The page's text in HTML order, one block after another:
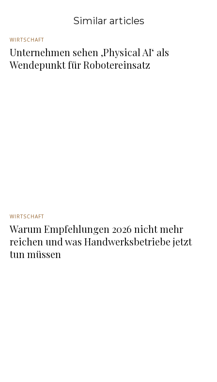
Similar articles
WIRTSCHAFT
Unternehmen sehen ‚Physical AI‘ als
Wendepunkt für Robotereinsatz
WIRTSCHAFT
Warum Empfehlungen 2026 nicht mehr
reichen und was Handwerksbetriebe jetzt
tun müssen